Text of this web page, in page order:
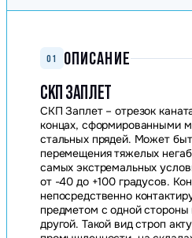
01 ОПИСАНИЕ
СКП ЗАПЛЕТ
СКП Заплет – отрезок
концах, сформированными
стальных прядей. Может
перемещения тяжелых
самых экстремальных
от -40 до +100 градусов.
непосредственно
предметом с одной
другой. Такой вид строп